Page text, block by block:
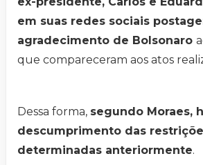
em suas redes sociais
agradecimento de Bolsonaro
que compareceram aos atos
Dessa forma, segundo Moraes,
descumprimento das
determinadas anteriormente.